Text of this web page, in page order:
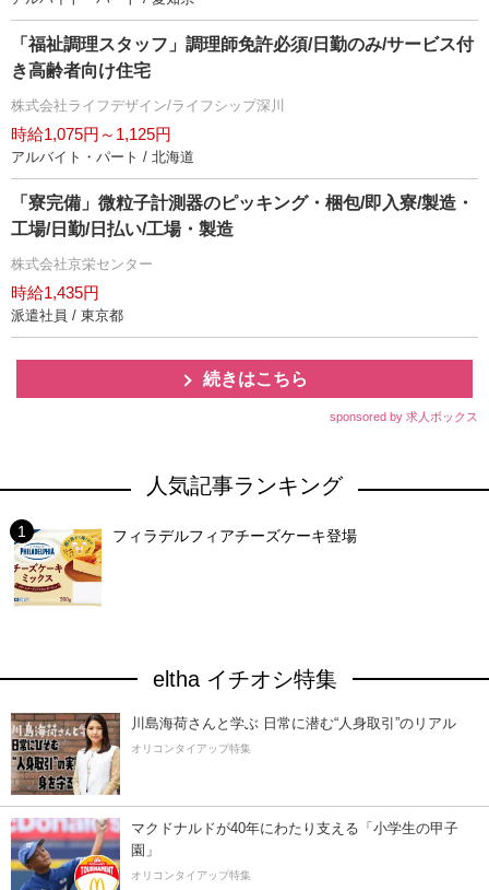
「福祉調理スタッフ」調理師免許必須/日勤のみ/サービス付
き高齢者向け住宅
株式会社ライフデザイン/ライフシップ深川
時給1,075円～1,125円
アルバイト・パート / 北海道
「寮完備」微粒子計測器のピッキング・梱包/即入寮/製造・
工場/日勤/日払い/工場・製造
株式会社京栄センター
時給1,435円
派遣社員 / 東京都
続きはこちら
sponsored by 求人ボックス
人気記事ランキング
フィラデルフィアチーズケーキ登場
eltha イチオシ特集
川島海荷さんと学ぶ 日常に潜む“人身取引”のリアル
オリコンタイアップ特集
マクドナルドが40年にわたり支える「小学生の甲子
園」
オリコンタイアップ特集